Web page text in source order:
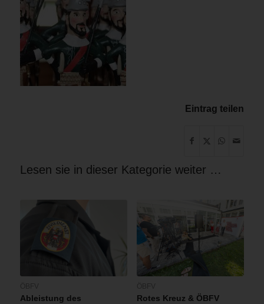
Eintrag teilen
Lesen sie in dieser Kategorie weiter …
Ableistung des
Rotes Kreuz & ÖBFV